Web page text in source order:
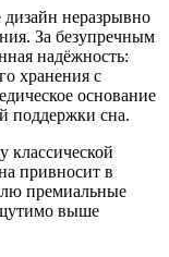
неразрывно
За безупречным
надёжность:
хранения с
основание
поддержки сна.
привносит в
премиальные
выше